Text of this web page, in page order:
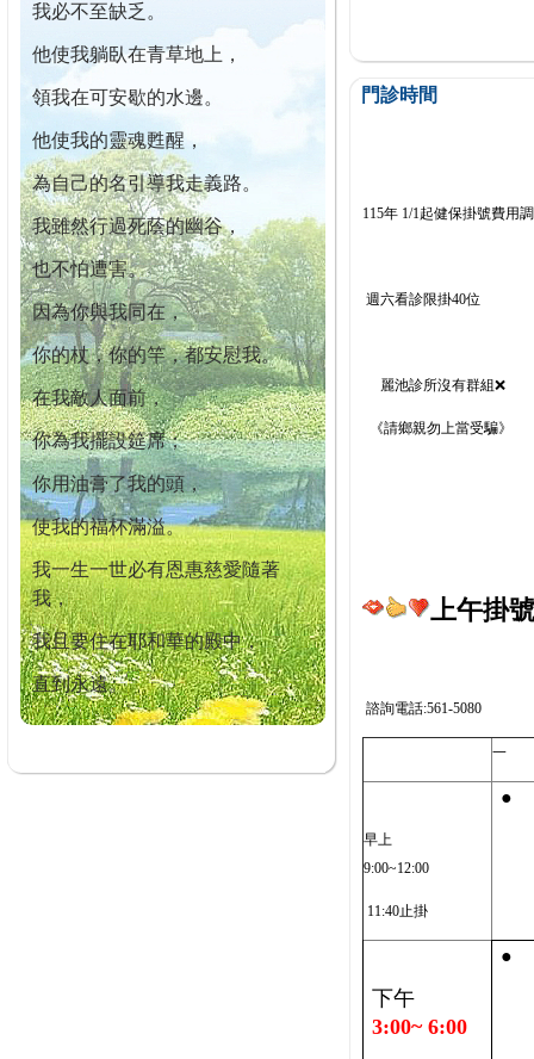
我必不至缺乏。
他使我躺臥在青草地上，
領我在可安歇的水邊。
他使我的靈魂甦醒，
為自己的名引導我走義路。
我雖然行過死蔭的幽谷，
也不怕遭害。
因為你與我同在，
你的杖，你的竿，都安慰我。
在我敵人面前，
你為我擺設筵席；
你用油膏了我的頭，
使我的福杯滿溢。
我一生一世必有恩惠慈愛隨著
我，
我且要住在耶和華的殿中，
直到永遠。
門診時間
115年 1/1起健保掛號費用
週六看診限掛40位
麗池診所沒有群組❌
《請鄉親勿上當受騙》
上午掛
諮詢電話:561-5080
一
早上
9:00~12:00
11:40止掛
●
下午
3:00~ 6:00
●